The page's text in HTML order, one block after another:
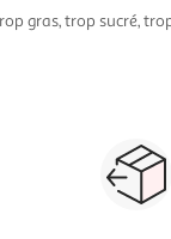
gras, trop sucré,